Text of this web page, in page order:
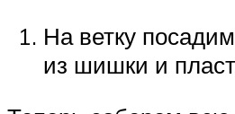
На ветку
из шишки и